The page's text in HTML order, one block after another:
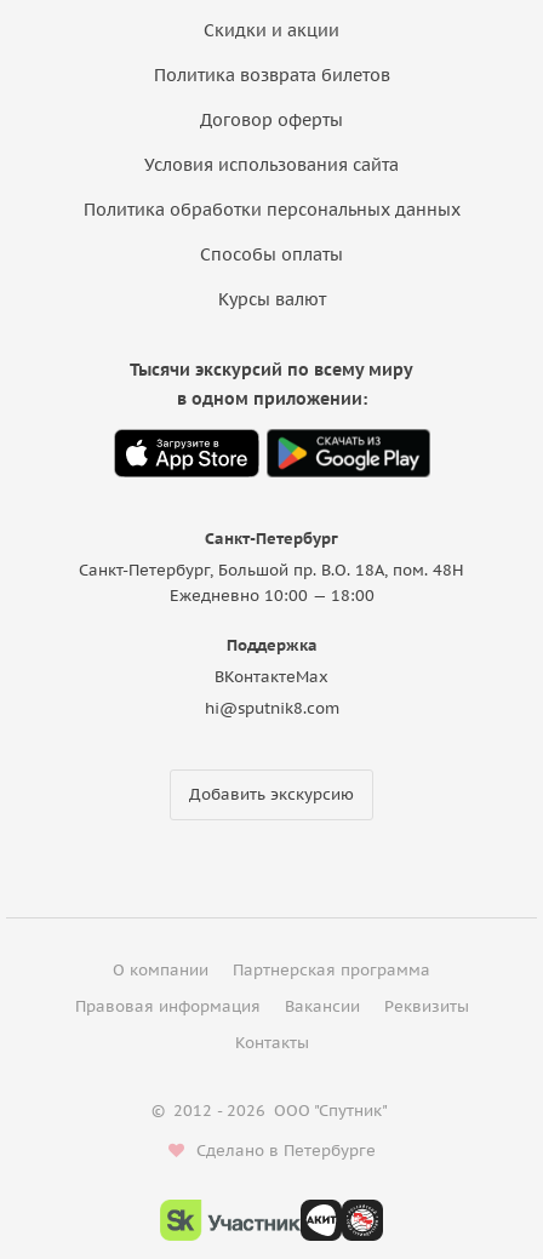
Скидки и акции
Политика возврата билетов
Договор оферты
Условия использования сайта
Политика обработки персональных данных
Способы оплаты
Курсы валют
Санкт-Петербург
Санкт-Петербург, Большой пр. В.О. 18A, пом. 48Н
Ежедневно 10:00 — 18:00
Поддержка
ВКонтактеMax
hi@sputnik8.com
Добавить экскурсию
Тысячи экскурсий по всему миру
в одном приложении:
О компании
Партнерская программа
Правовая информация
Вакансии
Реквизиты
Контакты
© 2012 - 2026 ООО "Спутник"
Сделано в Петербурге